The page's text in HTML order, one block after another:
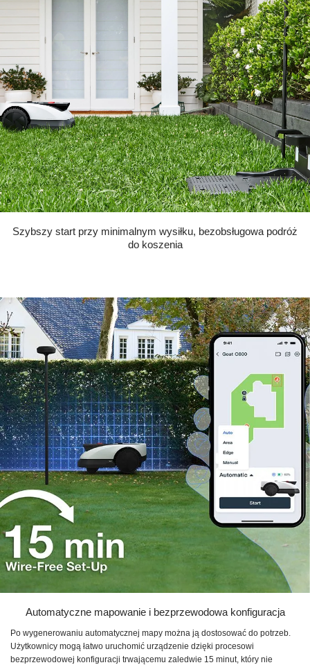
Szybszy start przy minimalnym wysiłku, bezobsługowa podróż
do koszenia
Automatyczne mapowanie i bezprzewodowa konfiguracja
Po wygenerowaniu automatycznej mapy można ją dostosować do potrzeb.
Użytkownicy mogą łatwo uruchomić urządzenie dzięki procesowi
bezprzewodowej konfiguracji trwającemu zaledwie 15 minut, który nie